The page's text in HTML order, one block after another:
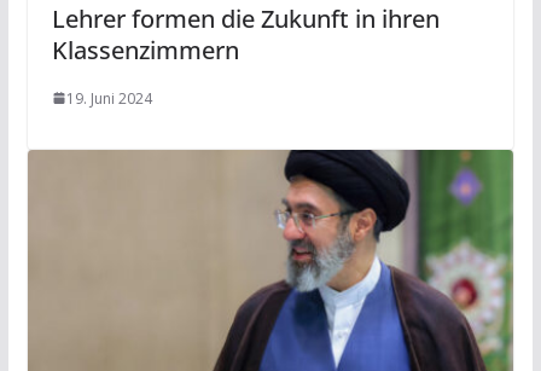
Lehrer formen die Zukunft in ihren
Klassenzimmern
19. Juni 2024